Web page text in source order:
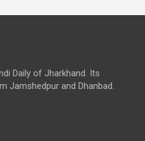
Daily of Jharkhand. Its
Jamshedpur and Dhanbad.